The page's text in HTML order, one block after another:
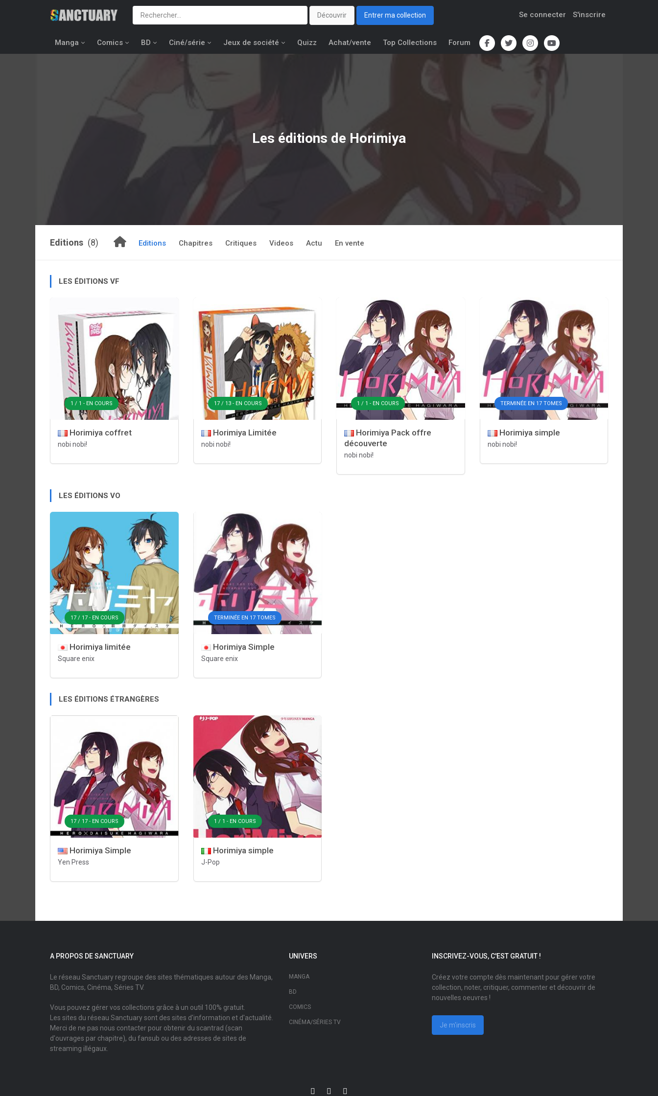
Découvrir Entrer ma collection Se connecter S'inscrire
Manga Comics BD Ciné/série Jeux de société Quizz Achat/vente Top Collections Forum
Les éditions de Horimiya
Editions (8) Editions Chapitres Critiques Videos Actu En vente
LES ÉDITIONS VF
1 / 1 - EN COURS
Horimiya coffret
nobi nobi!
17 / 13 - EN COURS
Horimiya Limitée
nobi nobi!
1 / 1 - EN COURS
Horimiya Pack offre
découverte
nobi nobi!
TERMINÉE EN 17 TOMES
Horimiya simple
nobi nobi!
LES ÉDITIONS VO
17 / 17 - EN COURS
Horimiya limitée
Square enix
TERMINÉE EN 17 TOMES
Horimiya Simple
Square enix
LES ÉDITIONS ÉTRANGÈRES
17 / 17 - EN COURS
Horimiya Simple
Yen Press
1 / 1 - EN COURS
Horimiya simple
J-Pop
A PROPOS DE SANCTUARY
Le réseau Sanctuary regroupe des sites thématiques autour des Manga,
BD, Comics, Cinéma, Séries TV.
Vous pouvez gérer vos collections grâce à un outil 100% gratuit.
Les sites du réseau Sanctuary sont des sites d'information et d'actualité.
Merci de ne pas nous contacter pour obtenir du scantrad (scan
d'ouvrages par chapitre), du fansub ou des adresses de sites de
streaming illégaux.
UNIVERS
MANGA
BD
COMICS
CINÉMA/SÉRIES TV
INSCRIVEZ-VOUS, C'EST GRATUIT !
Créez votre compte dès maintenant pour gérer votre
collection, noter, critiquer, commenter et découvrir de
nouvelles oeuvres !
Je m'inscris